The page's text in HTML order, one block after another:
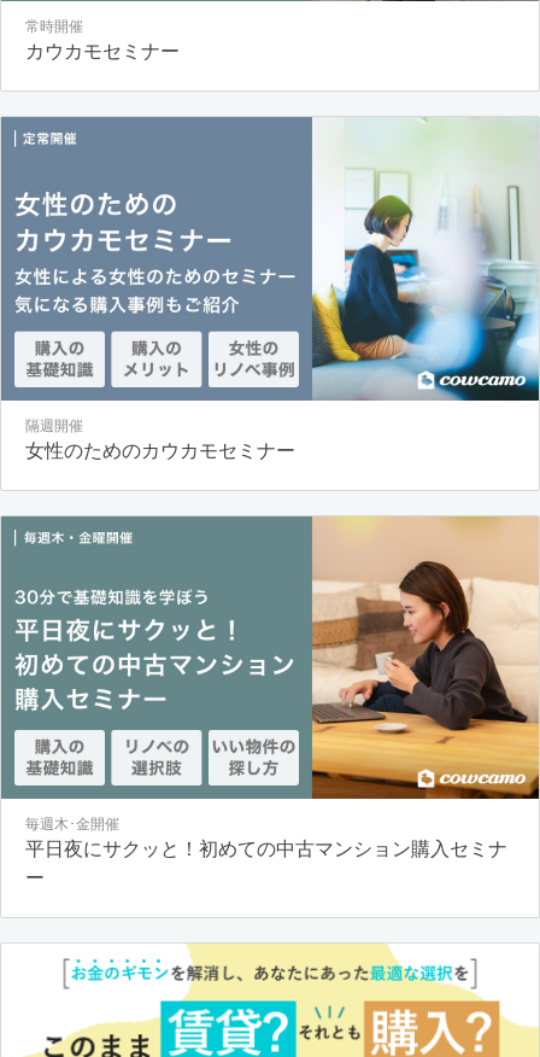
常時開催
カウカモセミナー
隔週開催
女性のためのカウカモセミナー
毎週木･金開催
平日夜にサクッと！初めての中古マンション購入セミナ
ー